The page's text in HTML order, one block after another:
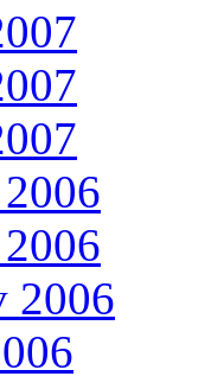
2006